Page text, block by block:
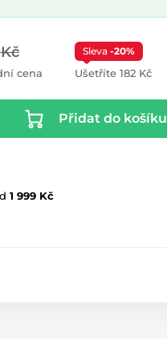
cena
Sleva -20%
Ušetříte 182 Kč
Přidat do košíku
1 999 Kč